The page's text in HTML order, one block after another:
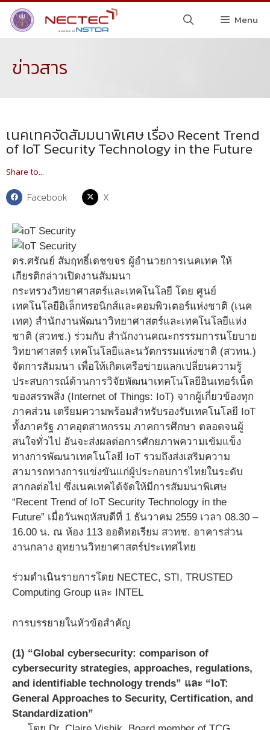
Menu
ข่าวสาร
เนคเทคจัดสัมมนาพิเศษ เรื่อง Recent Trend
of IoT Security Technology in the Future
Share to...
Facebook X
ดร.ศรัณย์ สัมฤทธิ์เดชขจร ผู้อำนวยการเนคเทค ให้
เกียรติกล่าวเปิดงานสัมมนา
กระทรวงวิทยาศาสตร์และเทคโนโลยี โดย ศูนย์
เทคโนโลยีอิเล็กทรอนิกส์และคอมพิวเตอร์แห่งชาติ (เนค
เทค) สำนักงานพัฒนาวิทยาศาสตร์และเทคโนโลยีแห่ง
ชาติ (สวทช.) ร่วมกับ สำนักงานคณะกรรรมการนโยบาย
วิทยาศาสตร์ เทคโนโลยีและนวัตกรรมแห่งชาติ (สวทน.)
จัดการสัมมนา เพื่อให้เกิดเครือข่ายแลกเปลี่ยนความรู้
ประสบการณ์ด้านการวิจัยพัฒนาเทคโนโลยีอินเทอร์เน็ต
ของสรรพสิ่ง (Internet of Things: IoT) จากผู้เกี่ยวข้องทุก
ภาคส่วน เตรียมความพร้อมสำหรับรองรับเทคโนโลยี IoT
ทั้งภาครัฐ ภาคอุตสาหกรรม ภาคการศึกษา ตลอดจนผู้
สนใจทั่วไป อันจะส่งผลต่อการศักยภาพความเข้มแข็ง
ทางการพัฒนาเทคโนโลยี IoT รวมถึงส่งเสริมความ
สามารถทางการแข่งขันแก่ผู้ประกอบการไทยในระดับ
สากลต่อไป ซึ่งเนคเทคได้จัดให้มีการสัมมนาพิเศษ
“Recent Trend of IoT Security Technology in the
Future” เมื่อวันพฤหัสบดีที่ 1 ธันวาคม 2559 เวลา 08.30 –
16.00 น. ณ ห้อง 113 ออดิทอเรียม สวทช. อาคารส่วน
งานกลาง อุทยานวิทยาศาสตร์ประเทศไทย
ร่วมดำเนินรายการโดย NECTEC, STI, TRUSTED
Computing Group และ INTEL
การบรรยายในหัวข้อสำคัญ
(1) “Global cybersecurity: comparison of
cybersecurity strategies, approaches, regulations,
and identifiable technology trends” และ “IoT:
General Approaches to Security, Certification, and
Standardization”